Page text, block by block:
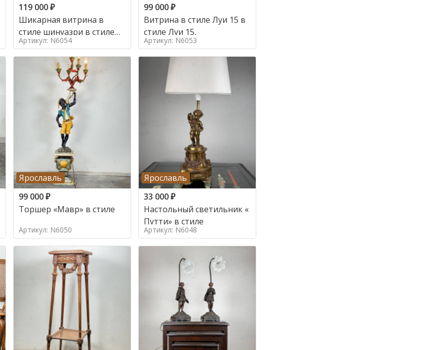
119 000₽
Шикарная витрина в
стиле шинуазри в стиле
шинуазри,
Артикул: N6054
99 000₽
Витрина в стиле Луи 15 в
стиле Луи 15,
Артикул: N6053
Ярославль
99 000₽
Торшер «Мавр» в стиле
Артикул: N6050
Ярославль
33 000₽
Настольный светильник «
Путти» в стиле
Артикул: N6048